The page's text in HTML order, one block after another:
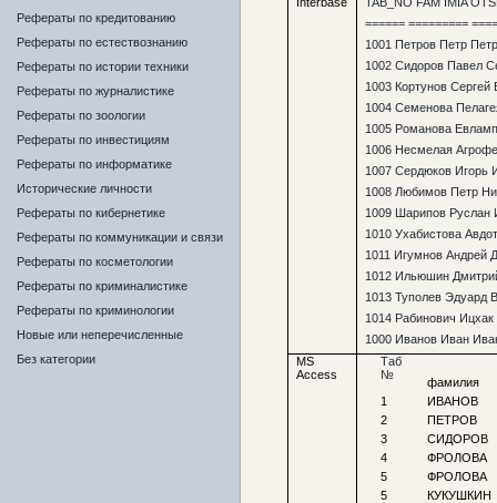
Рефераты по кредитованию
Рефераты по естествознанию
Рефераты по истории техники
Рефераты по журналистике
Рефераты по зоологии
Рефераты по инвестициям
Рефераты по информатике
Исторические личности
Рефераты по кибернетике
Рефераты по коммуникации и связи
Рефераты по косметологии
Рефераты по криминалистике
Рефераты по криминологии
Новые или неперечисленные
Без категории
====== =========
1001 Петров Петр
1002 Сидоров Павел
1003 Кортунов Сергей
1004 Семенова
1005 Романова
1006 Несмелая
1007 Сердюков Игорь
1008 Любимов Петр
1009 Шарипов Руслан
1010 Ухабистова
1011 Игумнов Андрей
1012 Ильюшин
1013 Туполев Эдуард
1014 Рабинович
1000 Иванов Иван
MS
Access
Таб
№
фамилия
1
ИВАНОВ
2
ПЕТРОВ
3
СИДОРОВ
4
ФРОЛОВА
5
ФРОЛОВА
5
КУКУШКИН